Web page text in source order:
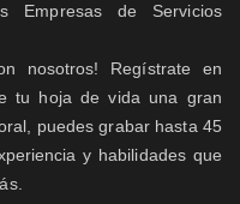
Empresas de Servicios
nosotros! Regístrate en
tu hoja de vida una gran
puedes grabar hasta 45
y habilidades que